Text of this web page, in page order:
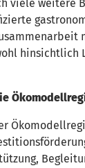
viele weitere
hinsichtlich